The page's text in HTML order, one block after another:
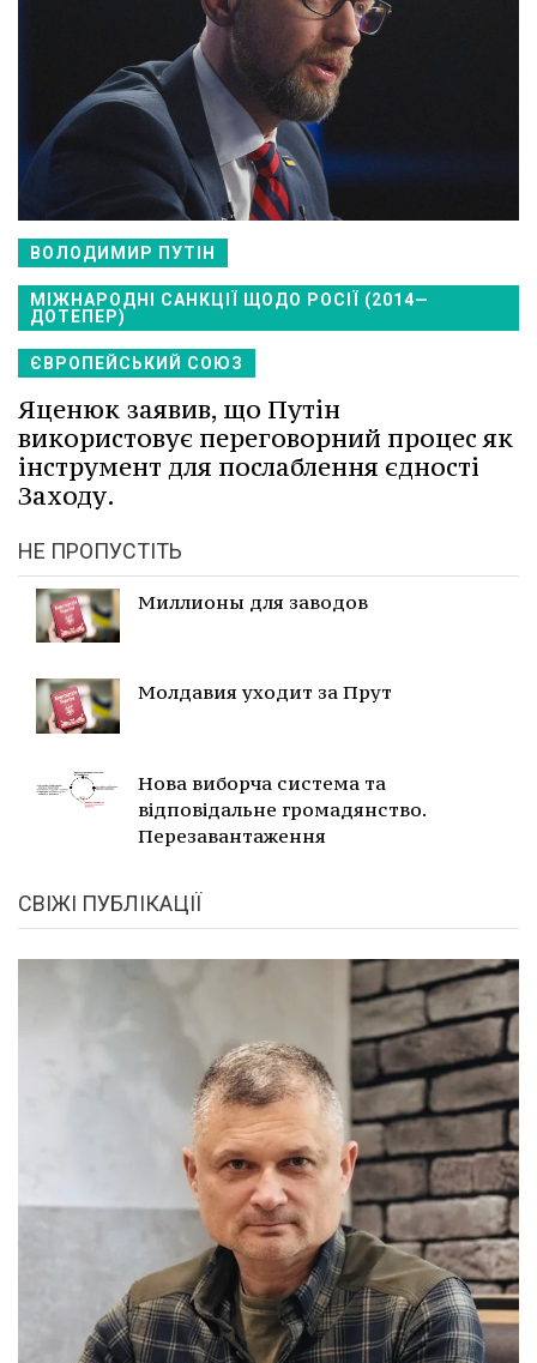
ВОЛОДИМИР ПУТІН
МІЖНАРОДНІ САНКЦІЇ ЩОДО РОСІЇ (2014—
ДОТЕПЕР)
ЄВРОПЕЙСЬКИЙ СОЮЗ
Яценюк заявив, що Путін
використовує переговорний процес як
інструмент для послаблення єдності
Заходу.
НЕ ПРОПУСТІТЬ
Миллионы для заводов
Молдавия уходит за Прут
Нова виборча система та
відповідальне громадянство.
Перезавантаження
СВІЖІ ПУБЛІКАЦІЇ